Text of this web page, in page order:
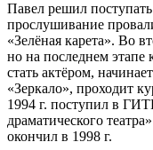
Павел решил
прослушивание
«Зелёная карета». Во
но на последнем этапе
стать актёром,
«Зеркало», проходит
1994 г. поступил в
драматического
окончил в 1998 г.